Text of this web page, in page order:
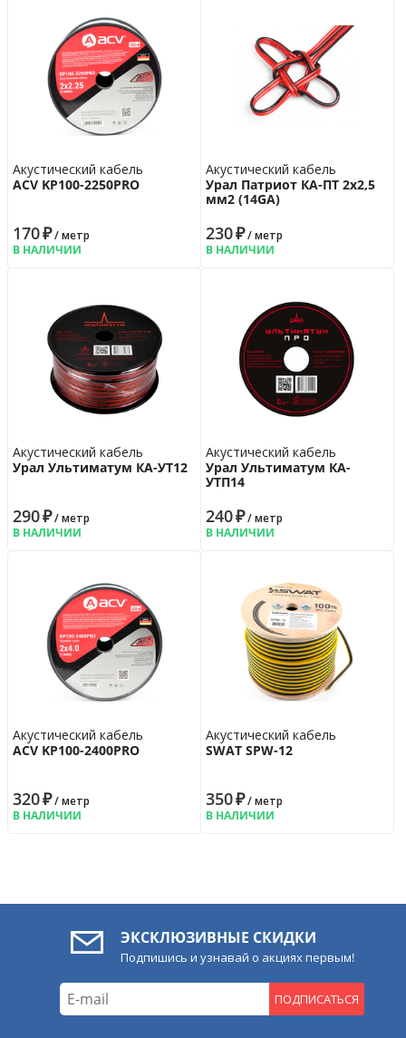
Акустический кабель
ACV KP100-2250PRO
170₽/ метр
В НАЛИЧИИ
Акустический кабель
Урал Патриот КА-ПТ 2х2,5
мм2 (14GA)
230₽/ метр
В НАЛИЧИИ
Акустический кабель
Урал Ультиматум КА-УT12
290₽/ метр
В НАЛИЧИИ
Акустический кабель
Урал Ультиматум КА-
УTП14
240₽/ метр
В НАЛИЧИИ
Акустический кабель
ACV KP100-2400PRO
320₽/ метр
В НАЛИЧИИ
Акустический кабель
SWAT SPW-12
350₽/ метр
В НАЛИЧИИ
ЭКСКЛЮЗИВНЫЕ СКИДКИ
Подпишись и узнавай о акциях первым!
ПОДПИСАТЬСЯ